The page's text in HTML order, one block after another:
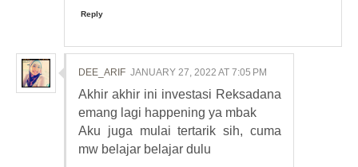
Reply
DEE_ARIF JANUARY 27, 2022 AT 7:05 PM
Akhir akhir ini investasi Reksadana
emang lagi happening ya mbak
Aku juga mulai tertarik sih, cuma
mw belajar belajar dulu